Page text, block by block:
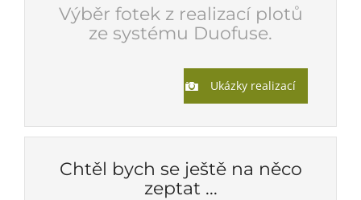
Výběr fotek z realizací plotů
ze systému Duofuse.
Ukázky realizací
Chtěl bych se ještě na něco
zeptat ...